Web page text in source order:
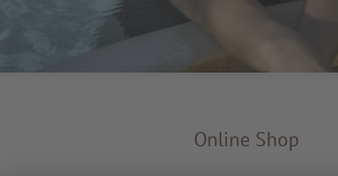
Online Shop